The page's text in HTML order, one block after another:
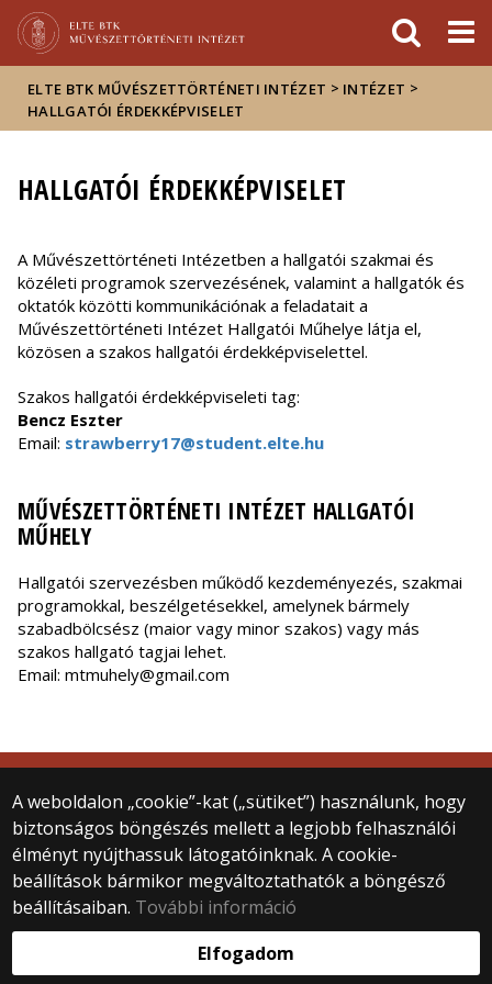
sajtóban
ELTE BTK MŰVÉSZETTÖRTÉNETI INTÉZET > INTÉZET >
HALLGATÓI ÉRDEKKÉPVISELET
HALLGATÓI ÉRDEKKÉPVISELET
A Művészettörténeti Intézetben a hallgatói szakmai és
közéleti programok szervezésének, valamint a hallgatók és
oktatók közötti kommunikációnak a feladatait a
Művészettörténeti Intézet Hallgatói Műhelye látja el,
közösen a szakos hallgatói érdekképviselettel.
Szakos hallgatói érdekképviseleti tag:
Bencz Eszter
Email: strawberry17@student.elte.hu
MŰVÉSZETTÖRTÉNETI INTÉZET HALLGATÓI
MŰHELY
Hallgatói szervezésben működő kezdeményezés, szakmai
programokkal, beszélgetésekkel, amelynek bármely
szabadbölcsész (maior vagy minor szakos) vagy más
szakos hallgató tagjai lehet.
Email: mtmuhely@gmail.com
A weboldalon „cookie”-kat („sütiket”) használunk, hogy
biztonságos böngészés mellett a legjobb felhasználói
élményt nyújthassuk látogatóinknak. A cookie-
beállítások bármikor megváltoztathatók a böngésző
beállításaiban. További információ
Elfogadom
© 2025 ELTE BTK Művészettörténeti Intézet
Minden jog fenntartva.
1088 Budapest, Múzeum krt. 6–8.
+36 1 411 6568
muveszettortenet@btk.elte.hu
Webfejlesztés: